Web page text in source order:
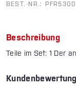
BEST.-NR.: PFR5300
Beschreibung
Teile im Set: 1 Der